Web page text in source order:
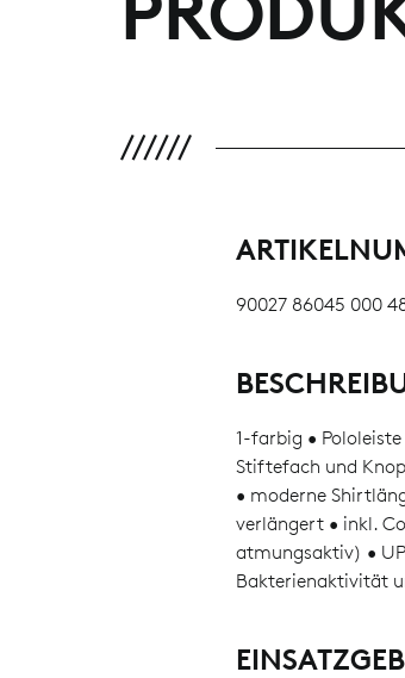
90027 86045 000
1-farbig •
Stiftefach und
• moderne
verlängert • inkl.
atmungsaktiv) •
Bakterienaktivität